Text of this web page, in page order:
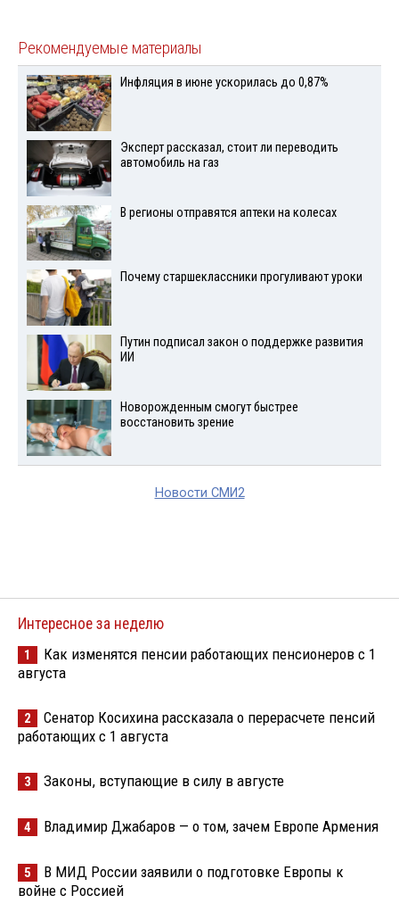
Рекомендуемые материалы
Инфляция в июне ускорилась до 0,87%
Эксперт рассказал, стоит ли переводить
автомобиль на газ
В регионы отправятся аптеки на колесах
Почему старшеклассники прогуливают уроки
Путин подписал закон о поддержке развития
ИИ
Новорожденным смогут быстрее
восстановить зрение
Новости СМИ2
Интересное за неделю
1
Как изменятся пенсии работающих пенсионеров с 1
августа
2
Сенатор Косихина рассказала о перерасчете пенсий
работающих с 1 августа
3 Законы, вступающие в силу в августе
4 Владимир Джабаров — о том, зачем Европе Армения
5
В МИД России заявили о подготовке Европы к
войне с Россией